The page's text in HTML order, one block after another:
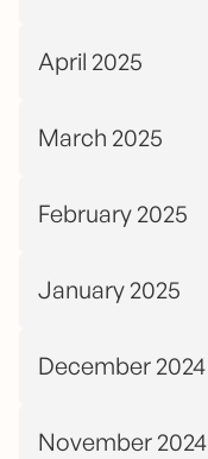
April 2025
March 2025
February 2025
January 2025
December 2024
November 2024